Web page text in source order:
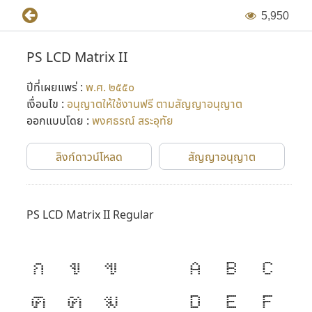
5,950
PS LCD Matrix II
ปีที่เผยแพร่ : พ.ศ. ๒๕๕๐
เงื่อนไข : อนุญาตให้ใช้งานฟรี ตามสัญญาอนุญาต
ออกแบบโดย : พงศธรณ์ สระอุทัย
ลิงก์ดาวน์โหลด สัญญาอนุญาต
PS LCD Matrix II Regular
ก ข
ฃ
ค
ฅ
ฆ
A B
C
D
E
F